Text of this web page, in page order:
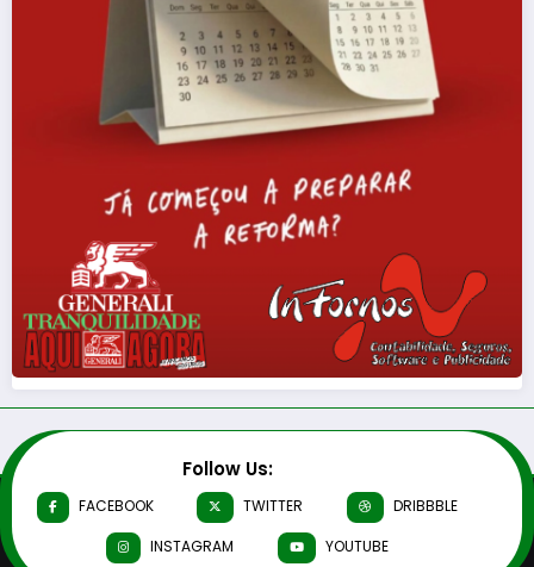
Follow Us:
FACEBOOK TWITTER
DRIBBBLE
INSTAGRAM
YOUTUBE